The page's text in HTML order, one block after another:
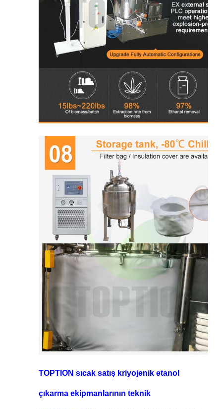
TOPTION sıcak satış kriyojenik etanol
çıkarma ekipmanlarının teknik